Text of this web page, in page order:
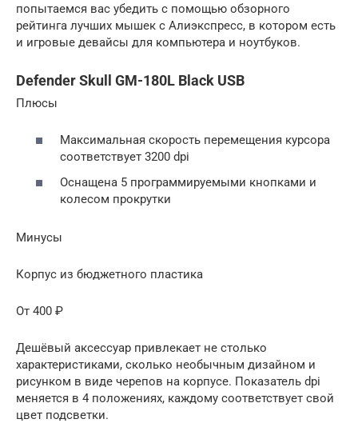
попытаемся вас убедить с помощью обзорного
рейтинга лучших мышек с Алиэкспресс, в котором есть
и игровые девайсы для компьютера и ноутбуков.
Defender Skull GM-180L Black USB
Плюсы
Максимальная скорость перемещения курсора
соответствует 3200 dpi
Оснащена 5 программируемыми кнопками и
колесом прокрутки
Минусы
Корпус из бюджетного пластика
От 400 ₽
Дешёвый аксессуар привлекает не столько
характеристиками, сколько необычным дизайном и
рисунком в виде черепов на корпусе. Показатель dpi
меняется в 4 положениях, каждому соответствует свой
цвет подсветки.